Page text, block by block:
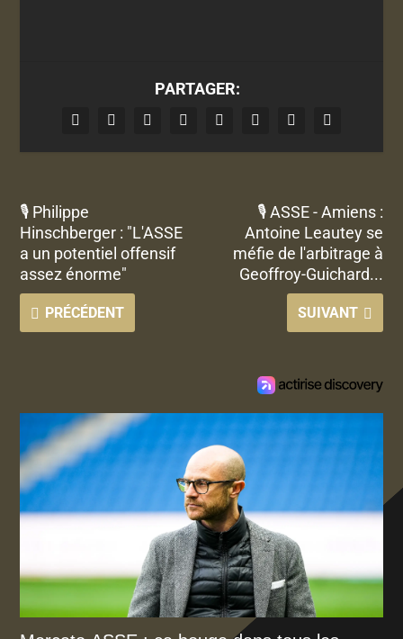
PARTAGER:
🎙 Philippe
Hinschberger : "L'ASSE
a un potentiel offensif
assez énorme"
PRÉCÉDENT
🎙 ASSE - Amiens :
Antoine Leautey se
méfie de l'arbitrage à
Geoffroy-Guichard...
SUIVANT